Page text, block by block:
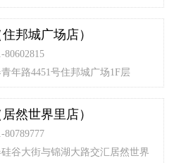
邦城广场店）
80602815
年路4451号住邦城广场1F层
然世界里店）
80789777
谷大街与锦湖大路交汇居然世界